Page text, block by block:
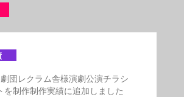
団レクラム舎様演劇公演チラシ
を制作制作実績に追加しました